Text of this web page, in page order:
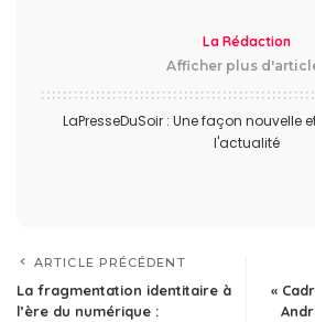
La Rédaction
Afficher plus
LaPresseDuSoir : Une façon nouvelle
l'actualité
ARTICLE PRÉCÉDENT
La fragmentation identitaire à
l’ère du numérique :
«